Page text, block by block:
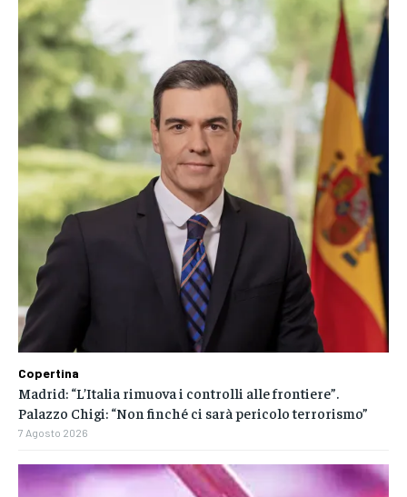
Copertina
Madrid: “L’Italia rimuova i controlli alle frontiere”.
Palazzo Chigi: “Non finché ci sarà pericolo terrorismo”
7 Agosto 2026